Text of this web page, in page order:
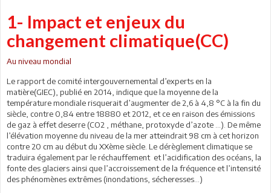
1- Impact et enjeux du
changement climatique(CC)
Au niveau mondial
Le rapport de comité intergouvernemental d’experts en la
matière(GIEC), publié en 2014, indique que la moyenne de la
température mondiale risquerait d’augmenter de 2,6 à 4,8 °C à la fin du
siècle, contre 0,84 entre 18880 et 2012, et ce en raison des émissions
de gaz à effet deserre (CO2 , méthane, protoxyde d’azote …). De même
l’élévation moyenne du niveau de la mer atteindrait 98 cm à cet horizon
contre 20 cm au début du XXème siècle. Le dérèglement climatique se
traduira également par le réchauffement et l’acidification des océans, la
fonte des glaciers ainsi que l’accroissement de la fréquence et l’intensité
des phénomènes extrêmes (inondations, sécheresses…)